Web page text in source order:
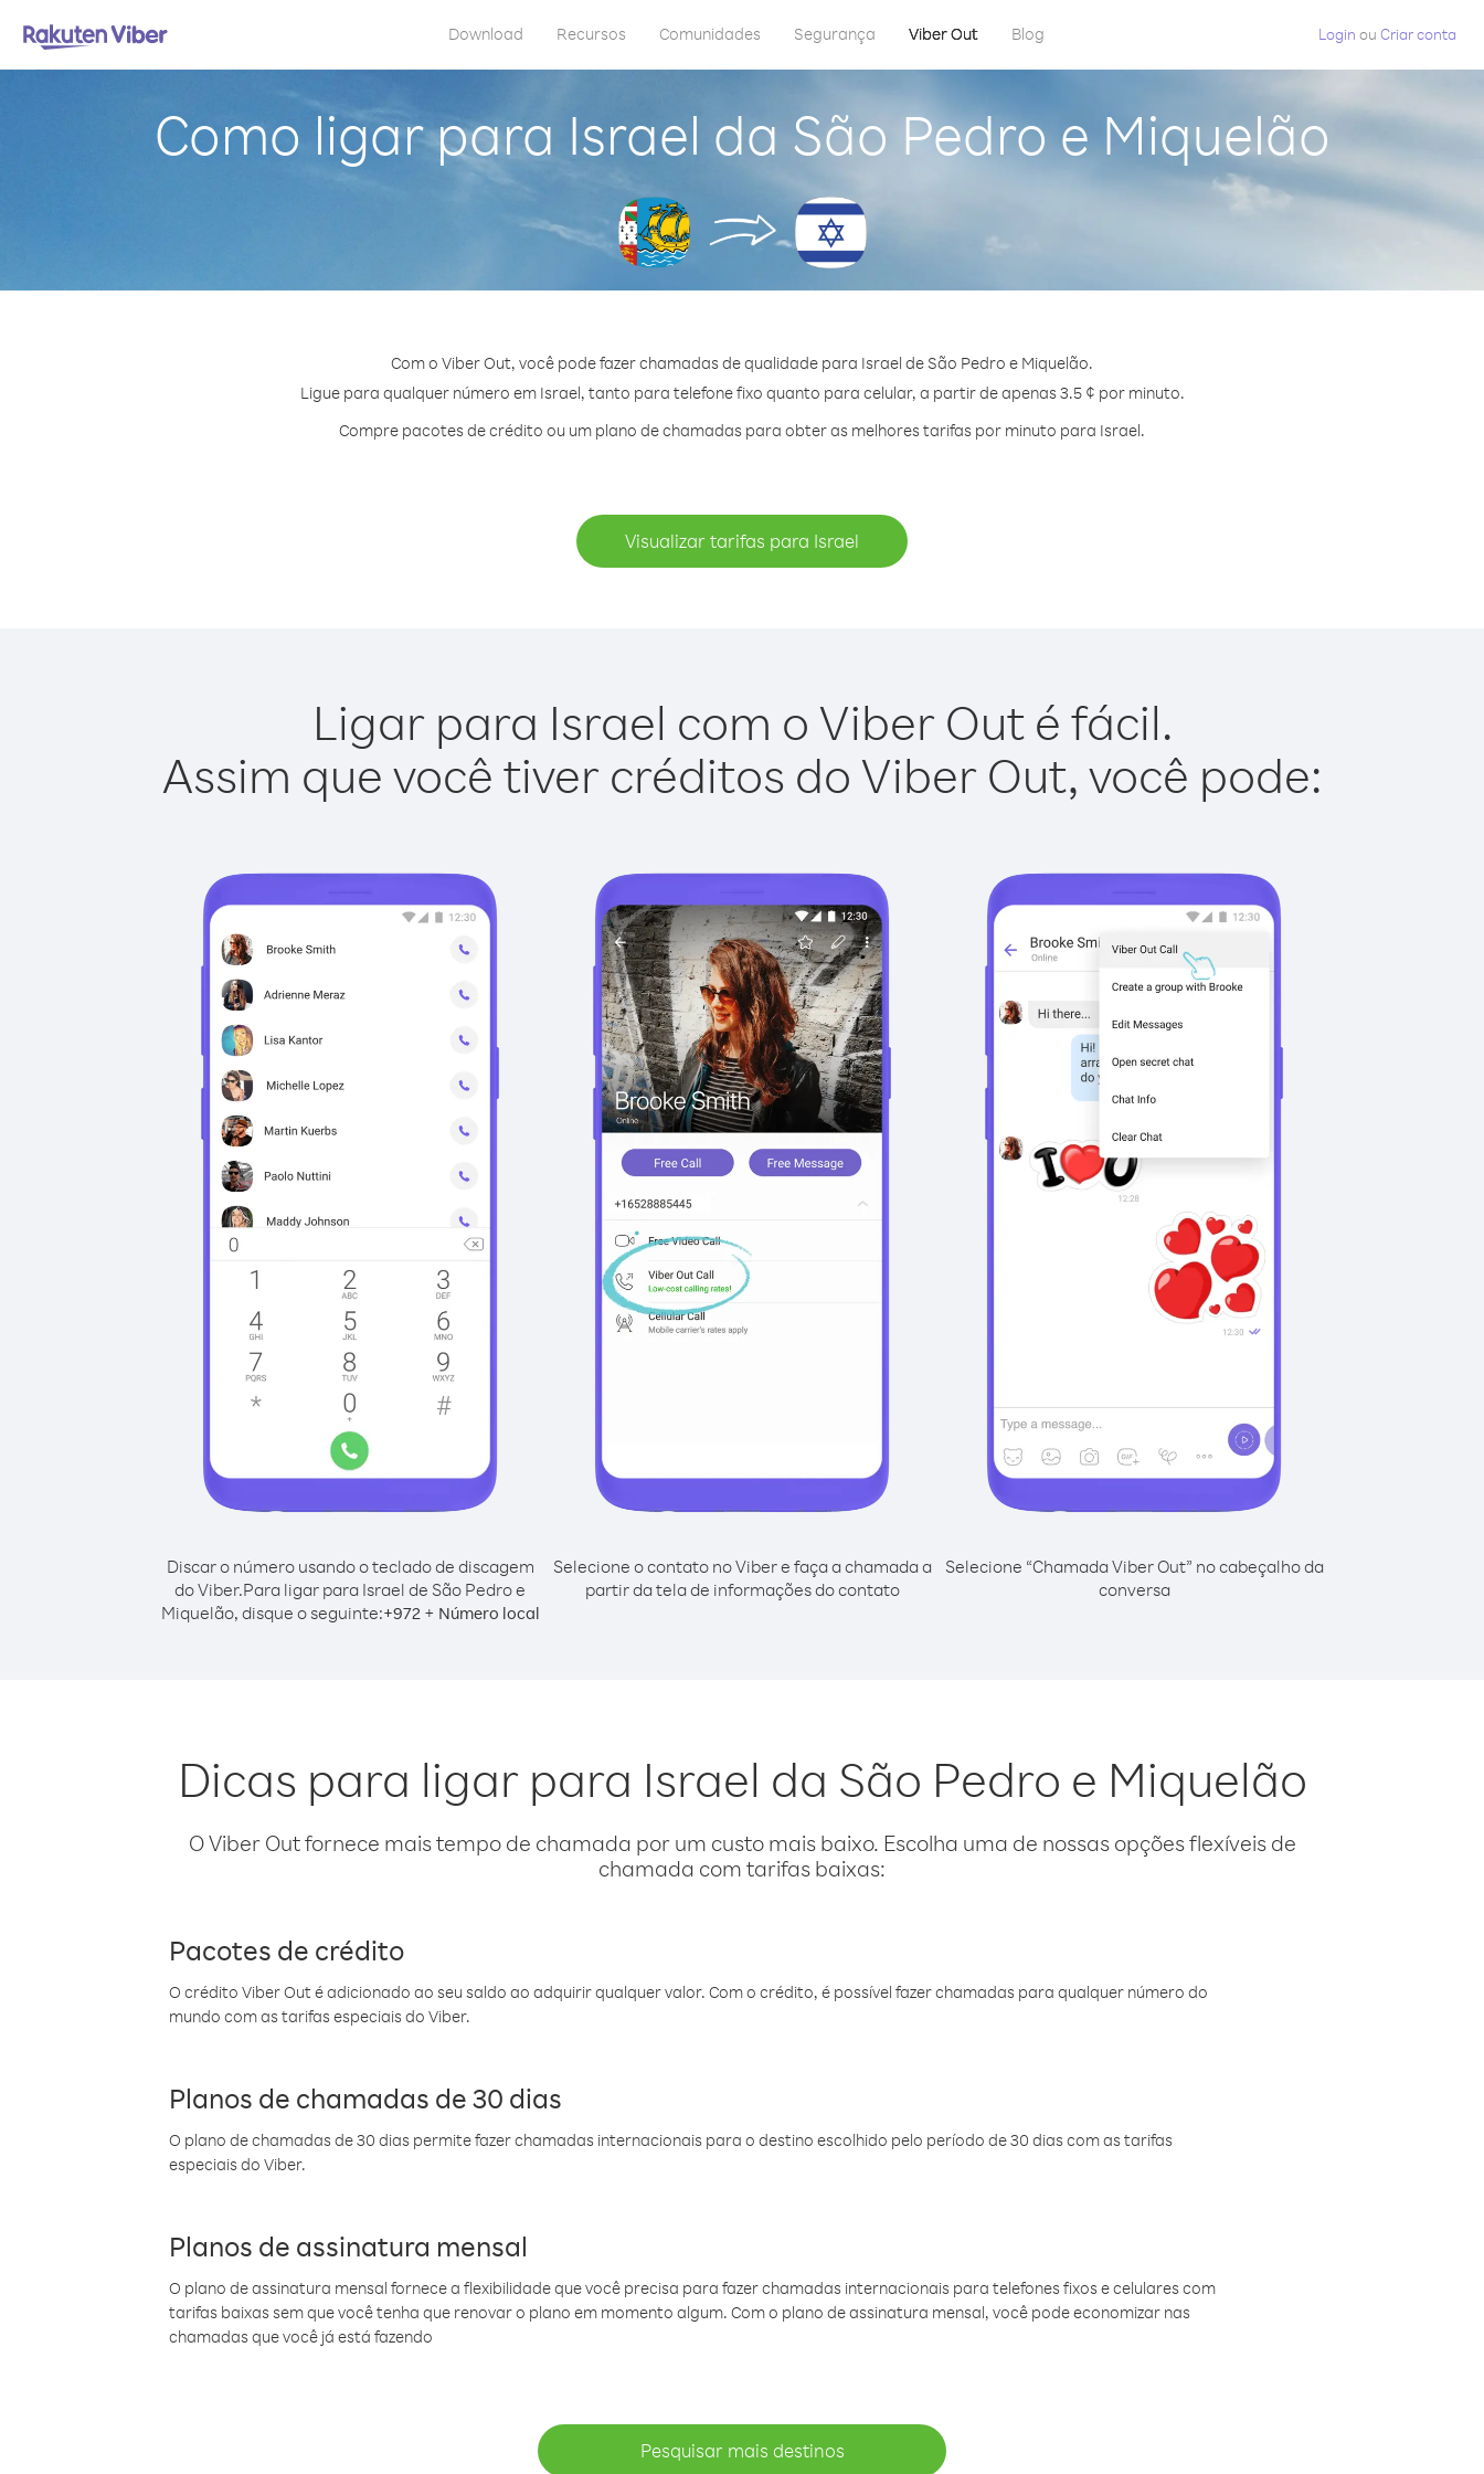
Download Recursos Comunidades Segurança Viber Out Blog Login ou Criar conta
Como ligar para Israel da São Pedro e Miquelão
Com o Viber Out, você pode fazer chamadas de qualidade para Israel de São Pedro e Miquelão.
Ligue para qualquer número em Israel, tanto para telefone fixo quanto para celular, a partir de apenas 3.5 ¢ por minuto.
Compre pacotes de crédito ou um plano de chamadas para obter as melhores tarifas por minuto para Israel.
Visualizar tarifas para Israel
Ligar para Israel com o Viber Out é fácil.
Assim que você tiver créditos do Viber Out, você pode:
Discar o número usando o teclado de discagem
do Viber.Para ligar para Israel de São Pedro e
Miquelão, disque o seguinte:+972+ Número local
Selecione o contato no Viber e faça a chamada a
partir da tela de informações do contato
Selecione “Chamada Viber Out” no cabeçalho da
conversa
Dicas para ligar para Israel da São Pedro e Miquelão
O Viber Out fornece mais tempo de chamada por um custo mais baixo. Escolha uma de nossas opções flexíveis de
chamada com tarifas baixas:
Pacotes de crédito
O crédito Viber Out é adicionado ao seu saldo ao adquirir qualquer valor. Com o crédito, é possível fazer chamadas para qualquer número do
mundo com as tarifas especiais do Viber.
Planos de chamadas de 30 dias
O plano de chamadas de 30 dias permite fazer chamadas internacionais para o destino escolhido pelo período de 30 dias com as tarifas
especiais do Viber.
Planos de assinatura mensal
O plano de assinatura mensal fornece a flexibilidade que você precisa para fazer chamadas internacionais para telefones fixos e celulares com
tarifas baixas sem que você tenha que renovar o plano em momento algum. Com o plano de assinatura mensal, você pode economizar nas
chamadas que você já está fazendo
Pesquisar mais destinos